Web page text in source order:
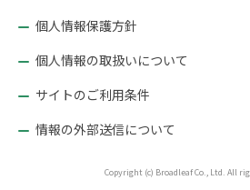
個人情報保護方針
個人情報の取扱いについて
サイトのご利用条件
情報の外部送信について
Copyright (c) Broadleaf Co., Ltd. All